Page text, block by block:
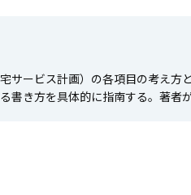
サービス計画）の各項目の考え
書き方を具体的に指南する。著者